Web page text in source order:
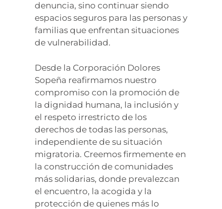
denuncia, sino continuar siendo
espacios seguros para las personas y
familias que enfrentan situaciones
de vulnerabilidad.
Desde la Corporación Dolores
Sopeña reafirmamos nuestro
compromiso con la promoción de
la dignidad humana, la inclusión y
el respeto irrestricto de los
derechos de todas las personas,
independiente de su situación
migratoria. Creemos firmemente en
la construcción de comunidades
más solidarias, donde prevalezcan
el encuentro, la acogida y la
protección de quienes más lo